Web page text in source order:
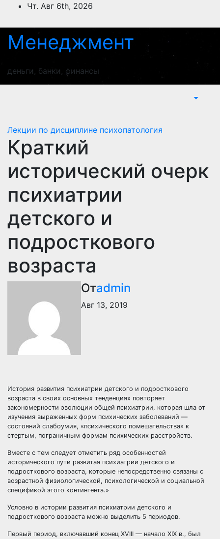
Перейти
содержимому
Чт. Авг 6th, 2026
Менеджмент
деньги, банки, финансы
Лекции по дисциплине психопатология
Краткий
исторический очерк
психиатрии
детского и
подросткового
возраста
Отadmin
Авг 13, 2019
История развития психиатрии детского и подросткового
возраста в своих основных тенденциях повторяет
закономерности эволюции общей психиатрии, которая шла от
изучения выраженных форм психических заболеваний —
состояний слабоумия, «психического помешательства» к
стертым, пограничным формам психических расстройств.
Вместе с тем следует отметить ряд особенностей
исторического пути развитая психиатрии детского и
подросткового возраста, которые непосредственно связаны с
возрастной физиологической, психологической и социальной
спецификой этого контингента.»
Условно в истории развития психиатрии детского и
подросткового возраста можно выделить 5 периодов.
Первый период, включавший конец XVIII — начало XIX в., был